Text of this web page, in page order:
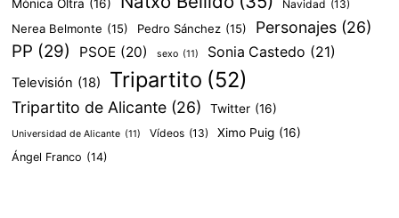
Mònica Oltra (16) Navidad (13)
Nerea Belmonte (15) Pedro Sánchez (15) Personajes (26)
PP (29) PSOE (20) sexo (11) Sonia Castedo (21)
Televisión (18) Tripartito (52)
Tripartito de Alicante (26) Twitter (16)
Universidad de Alicante (11) Vídeos (13) Ximo Puig (16)
Ángel Franco (14)